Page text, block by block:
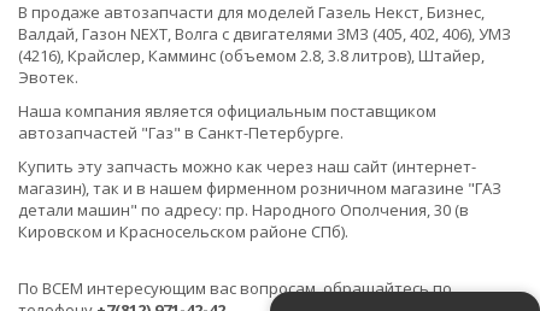
В продаже автозапчасти для моделей Газель Некст, Бизнес,
Валдай, Газон NEXT, Волга с двигателями ЗМЗ (405, 402, 406), УМЗ
(4216), Крайслер, Камминс (объемом 2.8, 3.8 литров), Штайер,
Эвотек.
Наша компания является официальным поставщиком
автозапчастей "Газ" в Санкт-Петербурге.
Купить эту запчасть можно как через наш сайт (интернет-
магазин), так и в нашем фирменном розничном магазине "ГАЗ
детали машин" по адресу: пр. Народного Ополчения, 30 (в
Кировском и Красносельском районе СПб).
По ВСЕМ интересующим вас вопросам, обращайтесь по